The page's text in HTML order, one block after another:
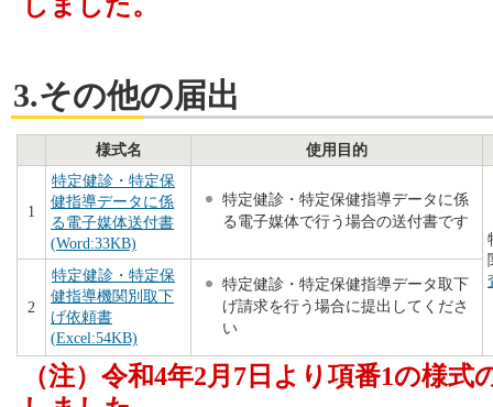
3.その他の届出
様式名 使用目的
1
特定健診・特定保
健指導データに係
る電子媒体送付書
(Word:33KB)
特定健診・特定保健指導データに係
る電子媒体で行う場合の送付書です
2
特定健診・特定保
健指導機関別取下
げ依頼書
(Excel:54KB)
特定健診・特定保健指導データ取下
げ請求を行う場合に提出してくださ
い
（注）令和4年2月7日より項番1の様